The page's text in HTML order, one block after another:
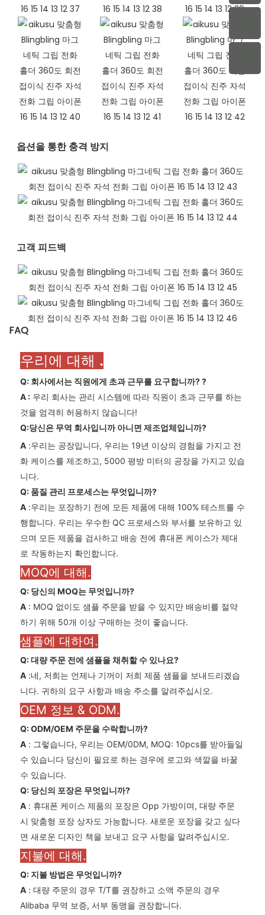
옵션을 통한 충격 방지
고객 피드백​
FAQ
우리에 대해 .
Q: 회사에서는 직원에게 초과 근무를 요구합니까??
A : 우리 회사는 관리 시스템에 따라 직원이 초과 근무를 하는
것을 엄격히 허용하지 않습니다!
Q:당신은 무역 회사입니까 아니면 제조업체입니까?
A :우리는 공장입니다, 우리는 19년 이상의 경험을 가지고 전
화 케이스를 제조하고, 5000 평방 미터의 공장을 가지고 있습
니다.
Q: 품질 관리 프로세스는 무엇입니까?
A :우리는 포장하기 전에 모든 제품에 대해 100% 테스트를 수
행합니다. 우리는 우수한 QC 프로세스와 부서를 보유하고 있
으며 모든 제품을 검사하고 배송 전에 휴대폰 케이스가 제대
로 작동하는지 확인합니다.
MOQ에 대해.
Q: 당신의 MOQ는 무엇입니까?
A : MOQ 없이도 샘플 주문을 받을 수 있지만 배송비를 절약
하기 위해 50개 이상 구매하는 것이 좋습니다.
샘플에 대하여.
Q: 대량 주문 전에 샘플을 채취할 수 있나요?
A :네, 저희는 언제나 기꺼이 저희 제품 샘플을 보내드리겠습
니다. 귀하의 요구 사항과 배송 주소를 알려주십시오.
OEM 정보 & ODM.
Q: ODM/OEM 주문을 수락합니까?
A : 그렇습니다, 우리는 OEM/0DM, MOQ: 10pcs를 받아들일
수 있습니다 당신이 필요로 하는 경우에 로고와 색깔을 바꿀
수 있습니다.
Q: 당신의 포장은 무엇입니까?
A : 휴대폰 케이스 제품의 포장은 Opp 가방이며, 대량 주문
시 맞춤형 포장 상자도 가능합니다. 새로운 포장을 갖고 싶다
면 새로운 디자인 책을 보내고 요구 사항을 알려주십시오.
지불에 대해.
Q: 지불 방법은 무엇입니까?
A : 대량 주문의 경우 T/T를 권장하고 소액 주문의 경우
Alibaba 무역 보증, 서부 동맹을 권장합니다.